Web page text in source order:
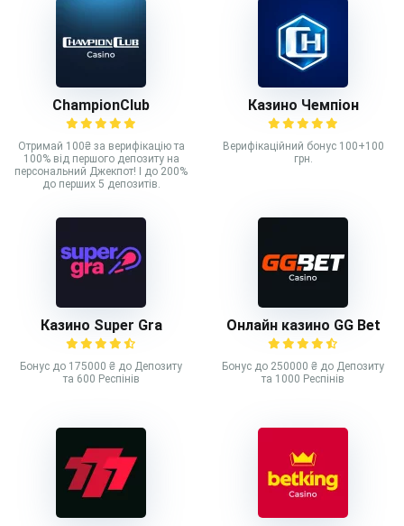
ChampionClub
Отримай 100₴ за верифікацію та
100% від першого депозиту на
персональний Джекпот! І до 200%
до перших 5 депозитів.
Казино Чемпіон
Верифікаційний бонус 100+100
грн.
Казино Super Gra
Бонус до 175000 ₴ до Депозиту
та 600 Респінів
Онлайн казино GG Bet
Бонус до 250000 ₴ до Депозиту
та 1000 Респінів